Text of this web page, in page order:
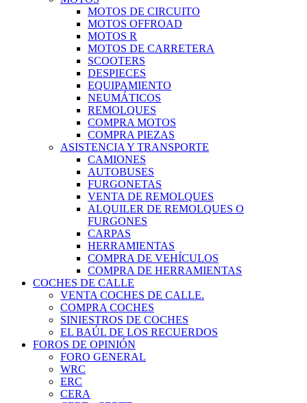
MOTOS DE CIRCUITO
MOTOS OFFROAD
MOTOS R
MOTOS DE CARRETERA
SCOOTERS
DESPIECES
EQUIPAMIENTO
NEUMÁTICOS
REMOLQUES
COMPRA MOTOS
COMPRA PIEZAS
ASISTENCIA Y TRANSPORTE
CAMIONES
AUTOBUSES
FURGONETAS
VENTA DE REMOLQUES
ALQUILER DE REMOLQUES O
FURGONES
CARPAS
HERRAMIENTAS
COMPRA DE VEHÍCULOS
COMPRA DE HERRAMIENTAS
COCHES DE CALLE
VENTA COCHES DE CALLE.
COMPRA COCHES
SINIESTROS DE COCHES
EL BAÚL DE LOS RECUERDOS
FOROS DE OPINIÓN
FORO GENERAL
WRC
ERC
CERA